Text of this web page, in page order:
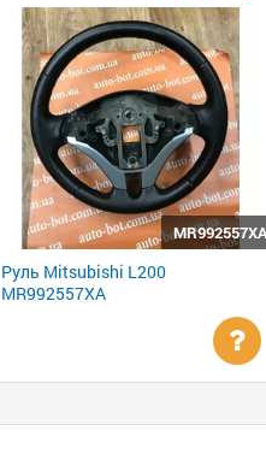
MR992557XA
Руль Mitsubishi L200
MR992557XA